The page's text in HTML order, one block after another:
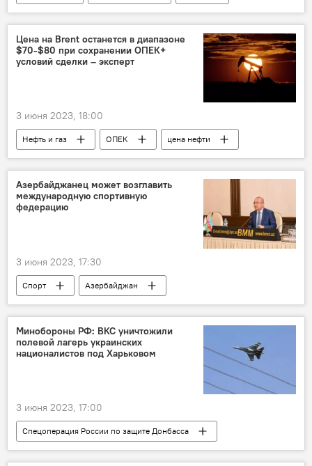
ДСНВ
Дипломатия безопасность
Цена на Brent останется в диапазоне
$70-$80 при сохранении ОПЕК+
условий сделки – эксперт
3 июня 2023, 18:00
Нефть и газ ОПЕК
цена нефти
мнение
Brent
Азербайджанец может возглавить
международную спортивную
федерацию
3 июня 2023, 17:30
Спорт
Азербайджан
Национальный паралимпийский комитет АР (НПК)
Италия
Минобороны РФ: ВКС уничтожили
полевой лагерь украинских
националистов под Харьковом
3 июня 2023, 17:00
Спецоперация России по защите Донбасса
Россия
Украина
СВО